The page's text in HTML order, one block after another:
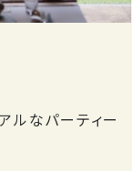
なパーティー